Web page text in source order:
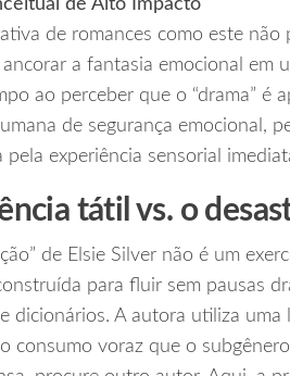
de Alto Impacto
de romances como este
a fantasia emocional em
ao perceber que o “drama” é
de segurança emocional,
pela experiência sensorial
tátil vs. o
de Elsie Silver não é um
para fluir sem pausas
dicionários. A autora utiliza
consumo voraz que o